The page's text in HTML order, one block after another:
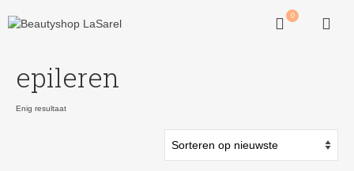
0
epileren
Enig resultaat